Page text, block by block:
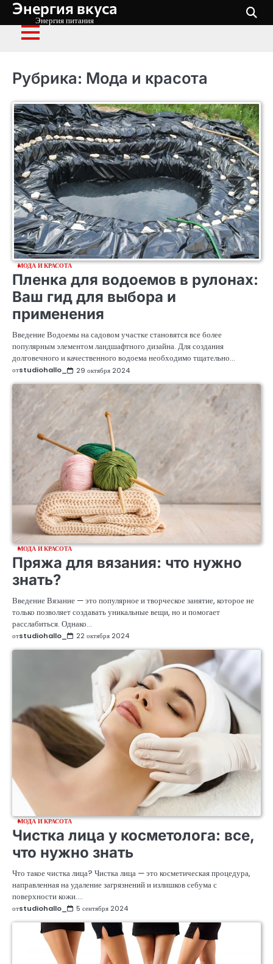
Перейти
содержимому
Энергия вкуса
Энергия питания
Рубрика: Мода и красота
МОДА И КРАСОТА
Пленка для водоемов в рулонах:
Ваш гид для выбора и
применения
Введение Водоемы на садовом участке становятся все более
популярным элементом ландшафтного дизайна. Для создания
долговечного и качественного водоема необходимо тщательно…
отstudiohallo_ 29 октября 2024
МОДА И КРАСОТА
Пряжа для вязания: что нужно
знать?
Введение Вязание — это популярное и творческое занятие, которое не
только позволяет создавать уникальные вещи, но и помогает
расслабиться. Однако…
отstudiohallo_ 22 октября 2024
МОДА И КРАСОТА
Чистка лица у косметолога: все,
что нужно знать
Что такое чистка лица? Чистка лица — это косметическая процедура,
направленная на удаление загрязнений и излишков себума с
поверхности кожи.…
отstudiohallo_ 5 сентября 2024